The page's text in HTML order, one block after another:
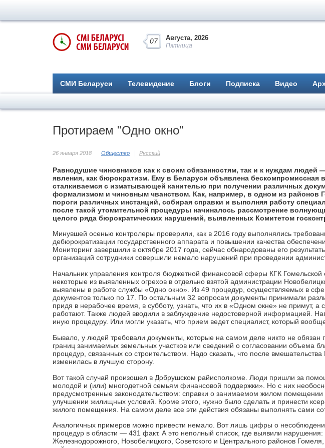
07 Августа, 2026
Пятница
СМИ Беларуси Телевидение Блоги Подписка Видео
Протираем "Одно окно"
26 января 2018 Общество Русский
Равнодушие чиновников как к своим обязанностям, так и к нуждам людей
явления, как бюрократизм. Ему в Беларуси объявлена бескомпромиссная
сталкиваемся с изматывающей канителью при получении различных
формализмом и чиновным чванством. Как, например, в одном из районов
пороги различных инстанций, собирая справки и выполняя работу
после такой утомительной процедуры начиналось рассмотрение
целого ряда бюрократических нарушений, выявленных Комитетом
Минувшей осенью контролеры проверили, как в 2016 году выполнялись
дебюрократизации государственного аппарата и повышении качества
Мониторинг завершили в октябре 2017 года, сейчас обнародованы его
организаций сотрудники совершили немало нарушений при проведении
Начальник управления контроля бюджетной финансовой сферы КГК
некоторые из выявленных огрехов в отдельно взятой администрации
выявлены в работе службы «Одно окно». Из 49 процедур, осуществляемых в
документов только по 17. По остальным 32 вопросам документы принимали
придя в нерабочее время, в субботу, узнать, что их в «Одном окне» не примут,
работают. Также людей вводили в заблуждение недостоверной информацией.
иную процедуру. Или могли указать, что прием ведет специалист, который
Бывало, у людей требовали документы, которые на самом деле никто не обязан
границ занимаемых земельных участков или сведений о согласовании объема
процедур, связанных со строительством. Надо сказать, что после
изменилась в лучшую сторону.
Вот такой случай произошел в Добрушском райисполкоме. Люди пришли за
молодой и (или) многодетной семьям финансовой поддержки». Но с них
предусмотренные законодательством: справки о занимаемом жилом
улучшении жилищных условий. Кроме этого, нужно было сделать и принести
жилого помещения. На самом деле все эти действия обязаны выполнять сами
Аналогичных примеров можно привести немало. Вот лишь цифры о
процедур в области — 431 факт. А это неполный список, где выявили
Железнодорожного, Новобелицкого, Советского и Центрального районов